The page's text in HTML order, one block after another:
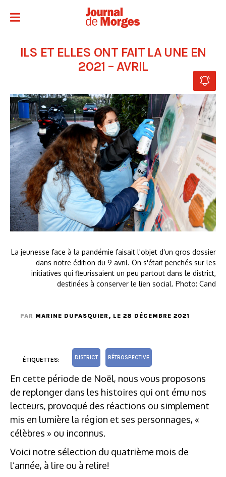
ILS ET ELLES ONT FAIT LA UNE EN
2021 – AVRIL
La jeunesse face à la pandémie faisait l'objet d'un gros dossier
dans notre édition du 9 avril. On s'était penchés sur les
initiatives qui fleurissaient un peu partout dans le district,
destinées à conserver le lien social. Photo: Cand
PAR MARINE DUPASQUIER, LE 28 DÉCEMBRE 2021
ÉTIQUETTES: DISTRICT RÉTROSPECTIVE
En cette période de Noël, nous vous proposons
de replonger dans les histoires qui ont ému nos
lecteurs, provoqué des réactions ou simplement
mis en lumière la région et ses personnages, «
célèbres » ou inconnus.
Voici notre sélection du quatrième mois de
l’année, à lire ou à relire!